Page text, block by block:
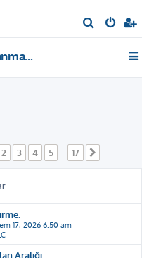
r
Cevaplanmamış başlıklar
(Toplam 17 sayfa)
2 3 4 5 17
17, 2026 6:50 am
Aralığı